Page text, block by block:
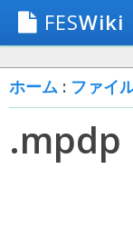
FESWiki
ホーム : ファイ
.mpdp